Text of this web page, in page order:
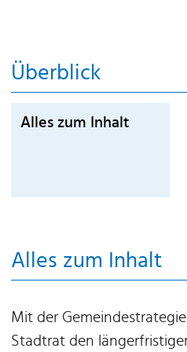
Überblick
Alles zum Inhalt
Alles zum Inhalt
Mit der
Stadtrat den